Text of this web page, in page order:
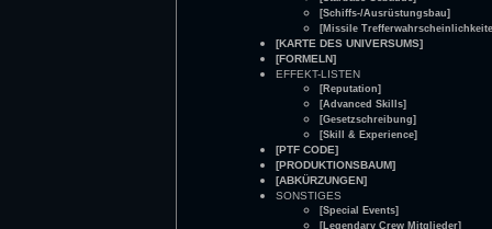
[Schiffs-/Ausrüstungsbau]
[Missile
[KARTE DES UNIVERSUMS]
[FORMELN]
EFFEKT-LISTEN
[Reputation]
[Advanced Skills]
[Gesetzschreibung]
[Skill & Experience]
[PTF CODE]
[PRODUKTIONSBAUM]
[ABKÜRZUNGEN]
SONSTIGES
[Special Events]
[Legendary Crew Mitglieder]